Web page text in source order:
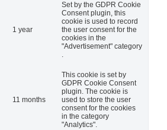
1 year
Set by the GDPR Cookie
Consent plugin, this
cookie is used to record
the user consent for the
cookies in the
"Advertisement" category
.
11 months
This cookie is set by
GDPR Cookie Consent
plugin. The cookie is
used to store the user
consent for the cookies
in the category
"Analytics".